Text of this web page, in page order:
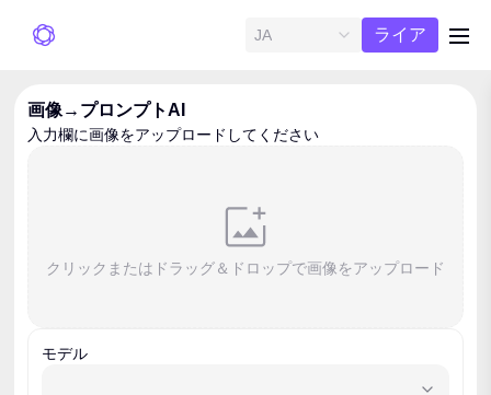
JA
ライア
画像→プロンプトAI
入力欄に画像をアップロードしてください
クリックまたはドラッグ＆ドロップで画像をアップロード
モデル